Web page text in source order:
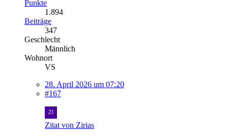
Punkte
1.894
Beiträge
347
Geschlecht
Männlich
Wohnort
VS
28. April 2026 um 07:20
#167
Zitat von Zirias